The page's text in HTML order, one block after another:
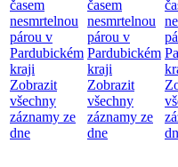
časem
nesmrtelnou
párou v
Pardubickém
kraji
Zobrazit
všechny
záznamy ze
dne
časem
nesmrtelnou
párou v
Pardubickém
kraji
Zobrazit
všechny
záznamy ze
dne